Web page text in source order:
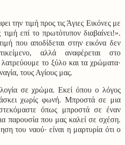
την τιμή προς τις Άγιες Εικόνες με
επί το πρωτότυπον διαβαίνει!».
που αποδίδεται στην εικόνα δεν
αλλά αναφέρεται στο
το ξύλο και τα χρώματα·
τους Αγίους μας.
σε χρώμα. Εκεί όπου ο λόγος
χωρίς φωνή. Μπροστά σε μια
όπως μπροστά σε έναν
παρουσία που μας καλεί σε σχέση.
του ναού· είναι η μαρτυρία ότι ο